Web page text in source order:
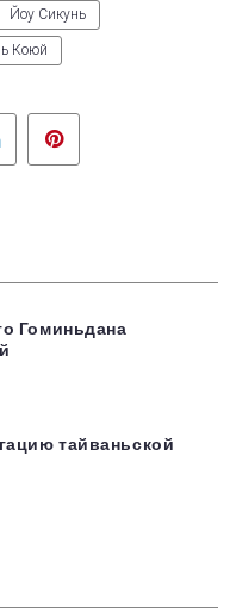
Йоу Сикунь
Коюй
LinkedIn
Гоминьдана
тайваньской